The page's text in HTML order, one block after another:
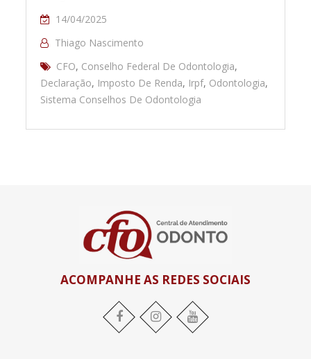
14/04/2025
Thiago Nascimento
CFO, Conselho Federal De Odontologia,
Declaração, Imposto De Renda, Irpf, Odontologia,
Sistema Conselhos De Odontologia
ACOMPANHE AS REDES SOCIAIS
Facebook Instagram YouTube